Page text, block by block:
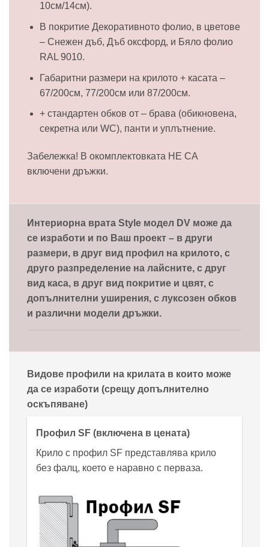
10см/14см).
В покритие Декоративното фолио, в цветове
– Снежен дъб, Дъб оксфорд, и Бяло фолио
RAL 9010.
Габаритни размери на крилото + касата –
67/200см, 77/200см или 87/200см.
+ стандартен обков от – брава (обикновена,
секретна или WC), панти и уплътнение.
Забележка! В окомплектовката НЕ СА
включени дръжки.
Интериорна врата Style модел DV може да
се изработи и по Ваш проект – в други
размери, в друг вид профил на крилото, с
друго разпределение на лайсните, с друг
вид каса, в друг вид покритие и цвят, с
допълнителни уширения, с луксозен обков
и различни модели дръжки.
Видове профили на крилата в които може
да се изработи (срещу допълнително
оскъпяване)
Профил SF (включена в цената)
Крило с профил SF представлява крило
без фалц, което е наравно с перваза.